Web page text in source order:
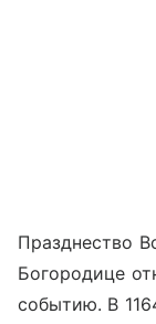
Празднество
Богородице
событию. В